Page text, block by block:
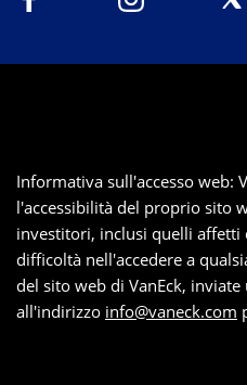
Informativa sull'accesso web:
l'accessibilità del proprio sito
investitori, inclusi quelli affetti
difficoltà nell'accedere a
del sito web di VanEck, inviate
all'indirizzo info@vaneck.com